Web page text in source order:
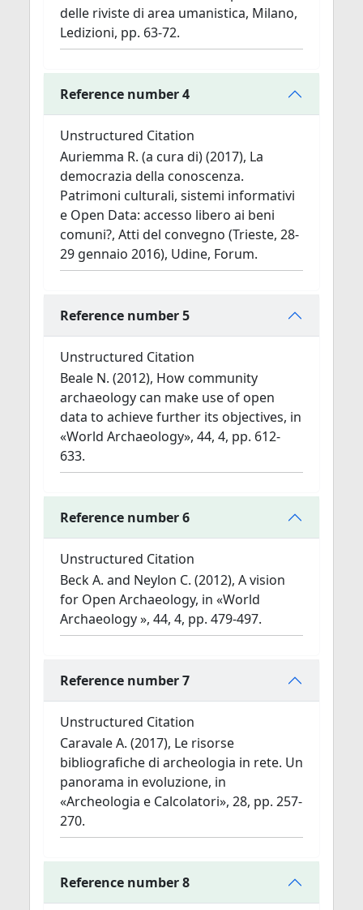
delle riviste di area umanistica, Milano,
Ledizioni, pp. 63-72.
Reference number 4
Unstructured Citation
Auriemma R. (a cura di) (2017), La
democrazia della conoscenza.
Patrimoni culturali, sistemi informativi
e Open Data: accesso libero ai beni
comuni?, Atti del convegno (Trieste, 28-
29 gennaio 2016), Udine, Forum.
Reference number 5
Unstructured Citation
Beale N. (2012), How community
archaeology can make use of open
data to achieve further its objectives, in
«World Archaeology», 44, 4, pp. 612-
633.
Reference number 6
Unstructured Citation
Beck A. and Neylon C. (2012), A vision
for Open Archaeology, in «World
Archaeology », 44, 4, pp. 479-497.
Reference number 7
Unstructured Citation
Caravale A. (2017), Le risorse
bibliografiche di archeologia in rete. Un
panorama in evoluzione, in
«Archeologia e Calcolatori», 28, pp. 257-
270.
Reference number 8